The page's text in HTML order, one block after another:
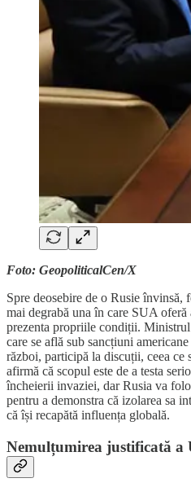
Foto: GeopoliticalCen/X
Spre deosebire de o Rusie învinsă,
mai degrabă una în care SUA
prezenta propriile condiții.
care se află sub sancțiuni
război, participă la discuții, ceea
afirmă că scopul este de a testa
încheierii invaziei, dar Rusia va
pentru a demonstra că izolarea sa
că își recapătă influența globală.
Nemulțumirea justificată a